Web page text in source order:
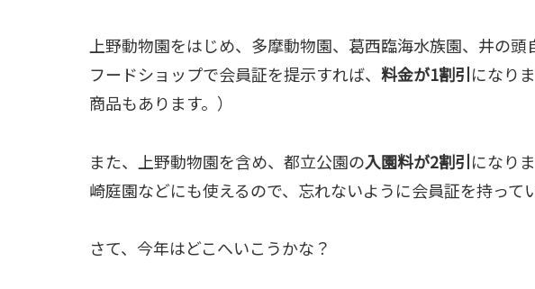
上野動物園をはじめ、多摩動物園、葛西臨海水族園、井の頭
フードショップで会員証を提示すれば、 料金が1割引になり
商品もあります。）
また、上野動物園を含め、都立公園の入園料が2割引になり
崎庭園などにも使えるので、忘れないように会員証を持って
さて、今年はどこへいこうかな？